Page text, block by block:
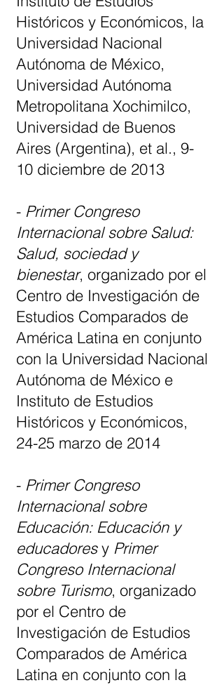
Históricos y Económicos, la
Universidad Nacional
Autónoma de México,
Universidad Autónoma
Metropolitana Xochimilco,
Universidad de Buenos
Aires (Argentina), et al., 9-
10 diciembre de 2013
- Primer Congreso
Internacional sobre Salud:
Salud, sociedad y
bienestar, organizado por el
Centro de Investigación de
Estudios Comparados de
América Latina en conjunto
con la Universidad Nacional
Autónoma de México e
Instituto de Estudios
Históricos y Económicos,
24-25 marzo de 2014
- Primer Congreso
Internacional sobre
Educación: Educación y
educadoresy Primer
Congreso Internacional
sobre Turismo, organizado
por el Centro de
Investigación de Estudios
Comparados de América
Latina en conjunto con la